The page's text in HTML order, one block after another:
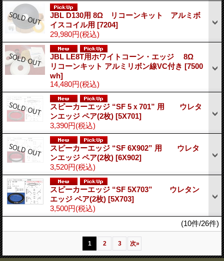
JBL D130用 8Ω リコーンキット アルミボ
イスコイル用 [7204]
29,980円(税込)
JBL LE8T用ホワイトコーン・エッジ 8Ω
リコーンキット アルミリボン線VC付き [7500
wh]
14,480円(税込)
スピーカーエッジ “SF 5ｘ701” 用 ウレタ
ンエッジ ペア(2枚) [5X701]
3,390円(税込)
スピーカーエッジ “SF 6X902” 用 ウレタ
ンエッジ ペア(2枚) [6X902]
3,520円(税込)
スピーカーエッジ “SF 5X703” ウレタン
エッジ ペア(2枚) [5X703]
3,500円(税込)
(10件/26件)
1 2 3 次»